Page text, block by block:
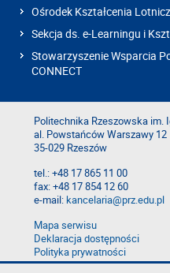
Ośrodek Kształcenia
Sekcja ds. e-Learningu i
Stowarzyszenie Wsparcia
CONNECT
Politechnika Rzeszowska im.
al. Powstańców Warszawy 12
35-029 Rzeszów
tel.: +48 17 865 11 00
fax: +48 17 854 12 60
e-mail:kancelaria@prz.edu.pl
Mapa serwisu
Deklaracja dostępności
Polityka prywatności
Zgłoś błąd na stronie